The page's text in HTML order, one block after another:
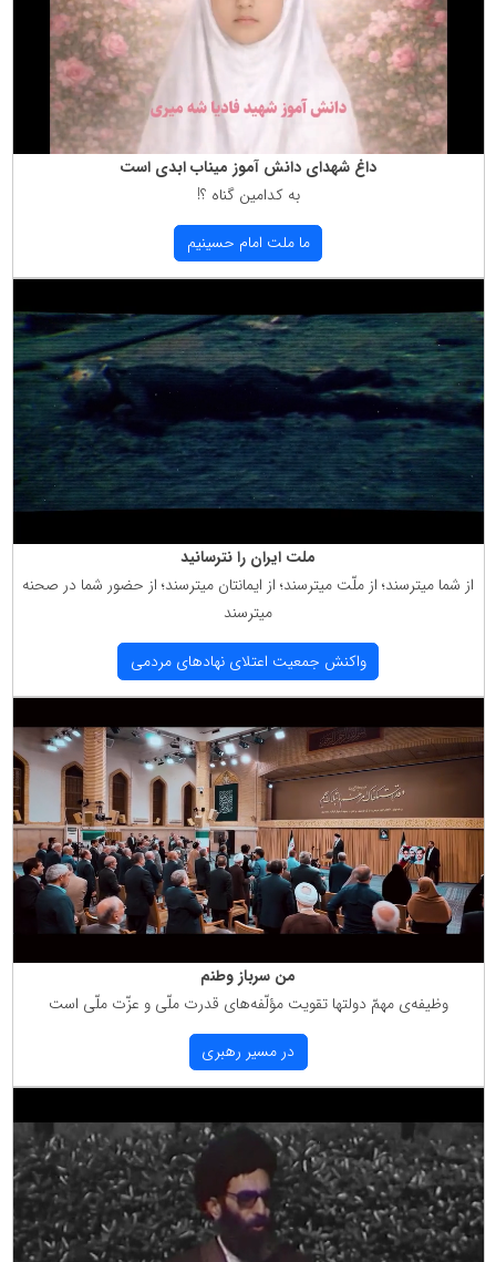
داغ شهدای دانش آموز میناب ابدی است
به كدامین گناه ؟!
ما ملت امام حسینیم
ملت ایران را نترسانید
از شما میترسند؛ از ملّت میترسند؛ از ایمانتان میترسند؛ از حضور شما در صحنه
میترسند
واكنش جمعیت اعتلای نهادهای مردمی
من سرباز وطنم
وظیفه‌ی مهمّ دولتها تقویت مؤلّفه‌های قدرت ملّی و عزّت ملّی است
در مسیر رهبری